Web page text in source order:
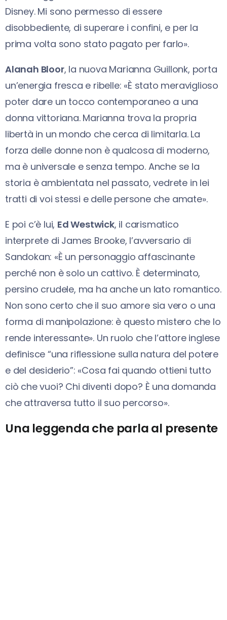
Disney. Mi sono permesso di essere
disobbediente, di superare i confini, e per la
prima volta sono stato pagato per farlo».
Alanah Bloor, la nuova Marianna Guillonk, porta
un’energia fresca e ribelle: «È stato meraviglioso
poter dare un tocco contemporaneo a una
donna vittoriana. Marianna trova la propria
libertà in un mondo che cerca di limitarla. La
forza delle donne non è qualcosa di moderno,
ma è universale e senza tempo. Anche se la
storia è ambientata nel passato, vedrete in lei
tratti di voi stessi e delle persone che amate».
E poi c’è lui, Ed Westwick, il carismatico
interprete di James Brooke, l’avversario di
Sandokan: «È un personaggio affascinante
perché non è solo un cattivo. È determinato,
persino crudele, ma ha anche un lato romantico.
Non sono certo che il suo amore sia vero o una
forma di manipolazione: è questo mistero che lo
rende interessante». Un ruolo che l’attore inglese
definisce “una riflessione sulla natura del potere
e del desiderio”: «Cosa fai quando ottieni tutto
ciò che vuoi? Chi diventi dopo? È una domanda
che attraversa tutto il suo percorso».
Una leggenda che parla al presente